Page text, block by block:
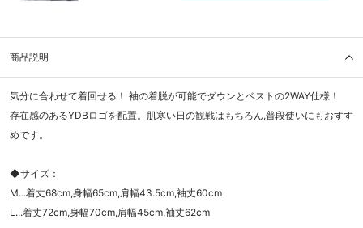
商品説明
気分に合わせて着回せる！ 袖の着脱が可能でダウンとベストの2WAY仕様！
存在感のあるYDBロゴを配置。肌寒い日の観戦はもちろん,普段使いにもおすす
めです。
◆サイズ：
M...着丈68cm,身幅65cm,肩幅43.5cm,袖丈60cm
L...着丈72cm,身幅70cm,肩幅45cm,袖丈62cm